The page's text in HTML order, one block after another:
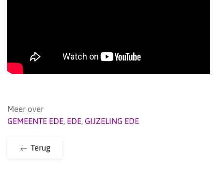
Meer over
GEMEENTE EDE, EDE, GIJZELING EDE
Terug